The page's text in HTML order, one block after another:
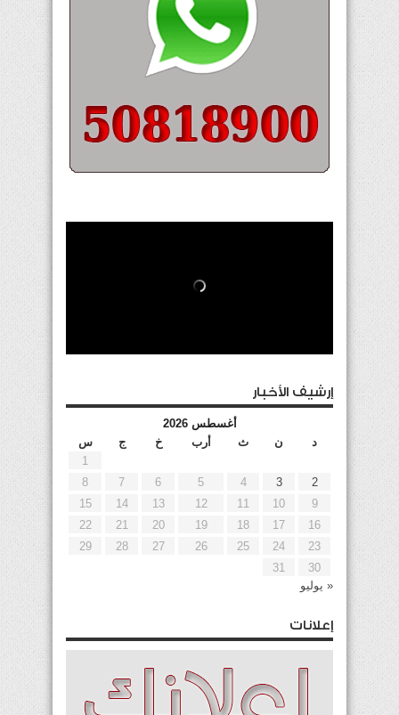
إرشيف الأخبار
أغسطس 2026
د
ن ث أرب خ ج
س
1
2
3
4
5
6
7
8
9
10
11
12
13
14
15
16
17
18
19
20
21
22
23
24
25
26
27
28
29
30
31
« يوليو
إعلانات